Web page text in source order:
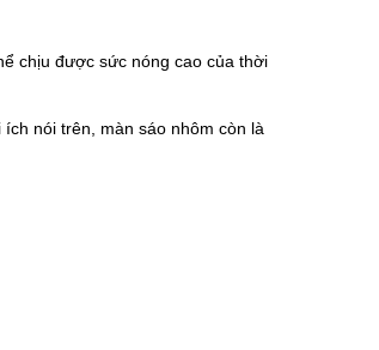
chịu được sức nóng cao của thời
nói trên, màn sáo nhôm còn là